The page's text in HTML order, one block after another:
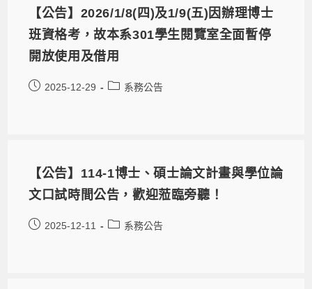
【公告】2026/1/8(四)及1/9(五)因辦理博士
班資格考，故本系301學生閱覽室全面暫停
開放使用及借用
2025-12-29 系務公告
【公告】114-1博士、碩士論文計畫與學位論
文口試時間公告，歡迎蒞臨旁聽！
2025-12-11 系務公告